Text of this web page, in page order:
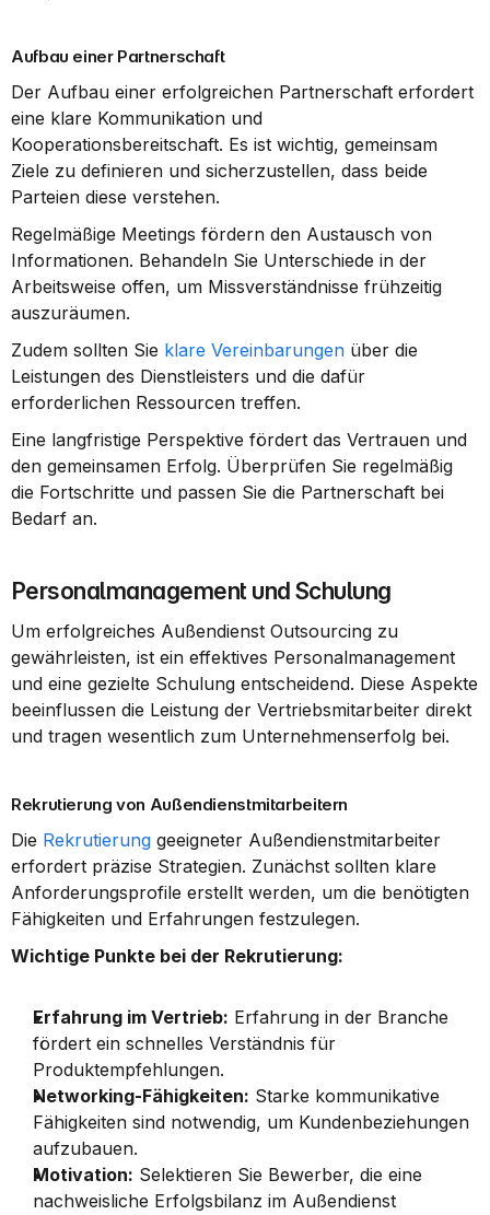
Aufbau einer Partnerschaft
Der Aufbau einer erfolgreichen Partnerschaft erfordert
eine klare Kommunikation und
Kooperationsbereitschaft. Es ist wichtig, gemeinsam
Ziele zu definieren und sicherzustellen, dass beide
Parteien diese verstehen.
Regelmäßige Meetings fördern den Austausch von
Informationen. Behandeln Sie Unterschiede in der
Arbeitsweise offen, um Missverständnisse frühzeitig
auszuräumen.
Zudem sollten Sie klare Vereinbarungen über die
Leistungen des Dienstleisters und die dafür
erforderlichen Ressourcen treffen.
Eine langfristige Perspektive fördert das Vertrauen und
den gemeinsamen Erfolg. Überprüfen Sie regelmäßig
die Fortschritte und passen Sie die Partnerschaft bei
Bedarf an.
Personalmanagement und Schulung
Um erfolgreiches Außendienst Outsourcing zu
gewährleisten, ist ein effektives Personalmanagement
und eine gezielte Schulung entscheidend. Diese Aspekte
beeinflussen die Leistung der Vertriebsmitarbeiter direkt
und tragen wesentlich zum Unternehmenserfolg bei.
Rekrutierung von Außendienstmitarbeitern
Die Rekrutierung geeigneter Außendienstmitarbeiter
erfordert präzise Strategien. Zunächst sollten klare
Anforderungsprofile erstellt werden, um die benötigten
Fähigkeiten und Erfahrungen festzulegen.
Wichtige Punkte bei der Rekrutierung:
Erfahrung im Vertrieb: Erfahrung in der Branche
fördert ein schnelles Verständnis für
Produktempfehlungen.
Networking-Fähigkeiten: Starke kommunikative
Fähigkeiten sind notwendig, um Kundenbeziehungen
aufzubauen.
Motivation: Selektieren Sie Bewerber, die eine
nachweisliche Erfolgsbilanz im Außendienst